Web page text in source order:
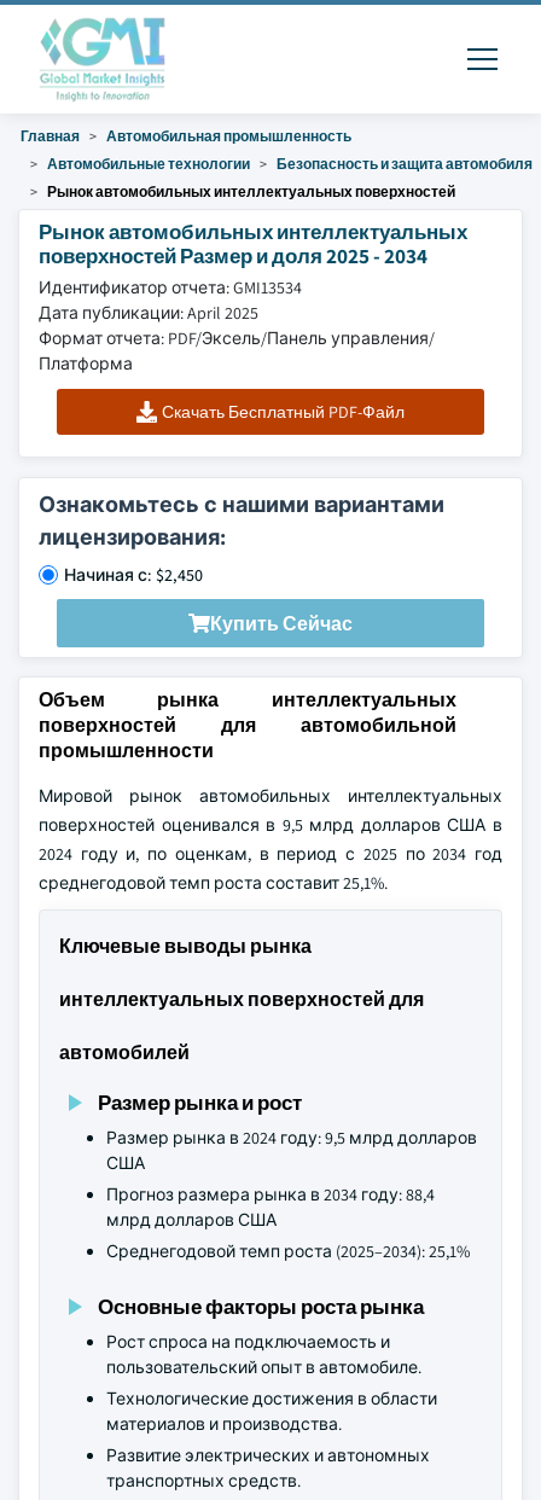
Главная
Автомобильная промышленность
Автомобильные технологии
Безопасность и защита автомобиля
Рынок автомобильных интеллектуальных поверхностей
Рынок автомобильных интеллектуальных
поверхностей Размер и доля 2025 - 2034
Идентификатор отчета: GMI13534
Дата публикации: April 2025
Формат отчета: PDF/Эксель/Панель управления/
Платформа
Скачать Бесплатный PDF-Файл
Ознакомьтесь с нашими вариантами
лицензирования:
Начиная с: $2,450
Купить Сейчас
Объем рынка интеллектуальных
поверхностей для автомобильной
промышленности
Мировой рынок автомобильных интеллектуальных
поверхностей оценивался в 9,5 млрд долларов США в
2024 году и, по оценкам, в период с 2025 по 2034 год
среднегодовой темп роста составит 25,1%.
Ключевые выводы рынка
интеллектуальных поверхностей для
автомобилей
Размер рынка и рост
Размер рынка в 2024 году: 9,5 млрд долларов
США
Прогноз размера рынка в 2034 году: 88,4
млрд долларов США
Среднегодовой темп роста (2025–2034): 25,1%
Основные факторы роста рынка
Рост спроса на подключаемость и
пользовательский опыт в автомобиле.
Технологические достижения в области
материалов и производства.
Развитие электрических и автономных
транспортных средств.